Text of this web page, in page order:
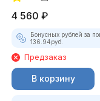
4 560 ₽
Бонусных рублей за
136.94руб.
Предзаказ
В корзину